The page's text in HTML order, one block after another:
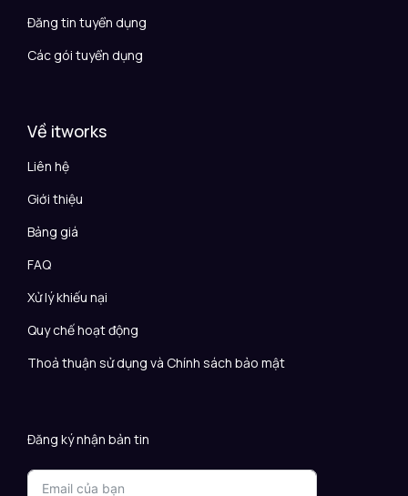
Đăng tin tuyển dụng
Các gói tuyển dụng
Về itworks
Liên hệ
Giới thiệu
Bảng giá
FAQ
Xử lý khiếu nại
Quy chế hoạt động
Thoả thuận sử dụng và Chính sách bảo mật
Đăng ký nhận bản tin